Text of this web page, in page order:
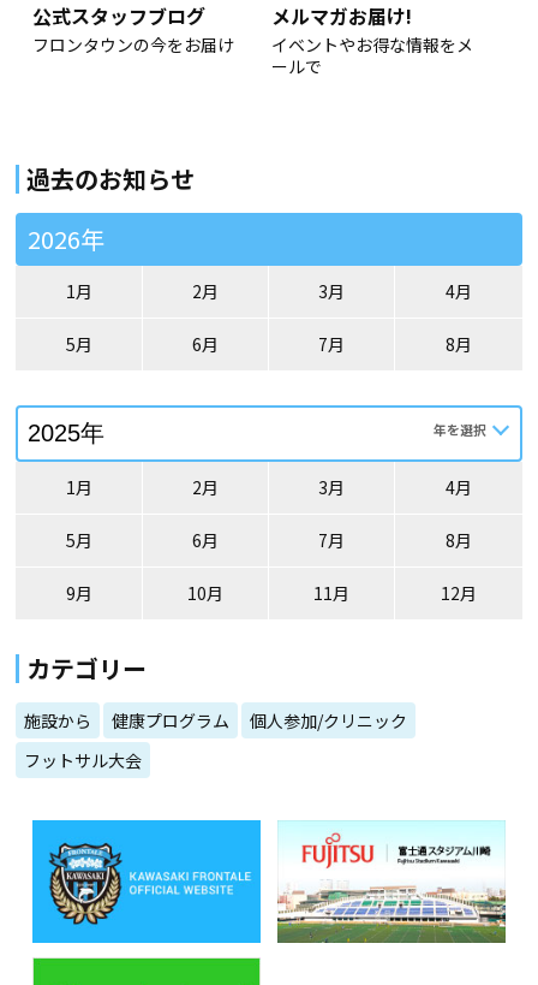
公式スタッフブログ
フロンタウンの今をお届け
メルマガお届け!
イベントやお得な情報をメ
ールで
過去のお知らせ
2026年
1月 2月 3月 4月
5月 6月 7月 8月
1月 2月 3月 4月
5月 6月 7月 8月
9月 10月 11月 12月
カテゴリー
施設から 健康プログラム
個人参加/クリニック
フットサル大会